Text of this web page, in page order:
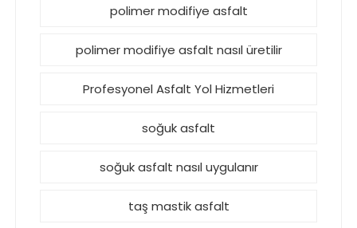
polimer modifiye asfalt
polimer modifiye asfalt nasıl üretilir
Profesyonel Asfalt Yol Hizmetleri
soğuk asfalt
soğuk asfalt nasıl uygulanır
taş mastik asfalt